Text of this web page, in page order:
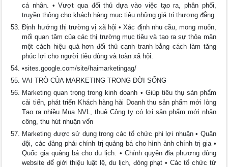
cá nhân. • Vượt qua đối thủ dựa vào việc tạo ra, phân phối,
truyền thông cho khách hàng mục tiêu những giá trị thượng đẳng
Định hướng thị trường vị xã hội • Xác định nhu cầu, mong muốn,
mối quan tâm của các thị trường mục tiêu và tạo ra sự thỏa mãn
một cách hiệu quả hơn đối thủ cạnh tranh bằng cách làm tăng
phúc lợi cho người tiêu dùng và toàn xã hội.
•sites.google.com/site/haimarketingag/
VAI TRÒ CỦA MARKETING TRONG ĐỜI SỐNG
Marketing quan trọng trong kinh doanh • Giúp tiêu thụ sản phẩm
cải tiến, phát triển Khách hàng hài Doanh thu sản phẩm mới lòng
Tạo ra nhiều Mua NVL, thuê Công ty có lợi sản phẩm mới nhân
công, thu hút nhuận vốn
Marketing được sử dụng trong các tổ chức phi lợi nhuận • Quân
đội, các đảng phái chính trị quảng bá cho hình ảnh chính trị gia •
Quốc gia quảng bá cho du lịch. • Chính quyền địa phương dùng
website để giới thiệu luật lệ, du lịch, đóng phạt • Các tổ chức từ